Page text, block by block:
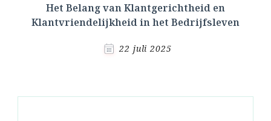
Het Belang van Klantgerichtheid en
Klantvriendelijkheid in het Bedrijfsleven
22 juli 2025